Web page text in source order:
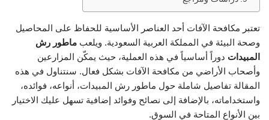
تعتبر مكافحة الآفات أحد العناصر الأساسية للحفاظ على المحاصيل
وصحة البيئة في المملكة العربية السعودية. ويلعب ماطور رش
المبيدات دوراً أساسياً في هذه العملية، حيث يمكّن المزارعين
وأصحاب الأراضي من مكافحة الآفات بشكل فعال. سنتناول في هذه
المقالة تفاصيل شاملة حول ماطور رش المبيدات، أنواعه، فوائده،
واستخداماته، بالإضافة إلى نصائح وفوائد إضافية تسهل عليك الاختيار
بين الأنواع المتاحة في السوق.